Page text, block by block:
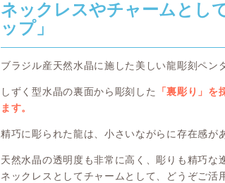
ネックレスやチャームとし
ップ」
ブラジル産天然水晶に施した美しい龍彫刻ペン
しずく型水晶の裏面から彫刻した
「裏彫り」
ます。
精巧に彫られた龍は、小さいながらに存在感が
天然水晶の透明度も非常に高く、彫りも精巧な
ネックレスとしてチャームとして、どうぞご活